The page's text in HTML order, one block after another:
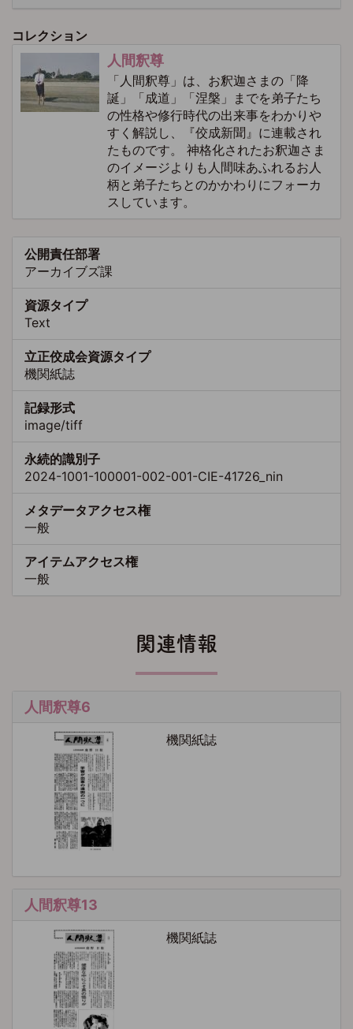
コレクション
人間釈尊
「人間釈尊」は、お釈迦さまの「降
誕」「成道」「涅槃」までを弟子たち
の性格や修行時代の出来事をわかりや
すく解説し、『佼成新聞』に連載され
たものです。 神格化されたお釈迦さま
のイメージよりも人間味あふれるお人
柄と弟子たちとのかかわりにフォーカ
スしています。
公開責任部署
アーカイブズ課
資源タイプ
Text
立正佼成会資源タイプ
機関紙誌
記録形式
image/tiff
永続的識別子
2024-1001-100001-002-001-CIE-41726_nin
メタデータアクセス権
一般
アイテムアクセス権
一般
関連情報
人間釈尊6
機関紙誌
人間釈尊13
機関紙誌